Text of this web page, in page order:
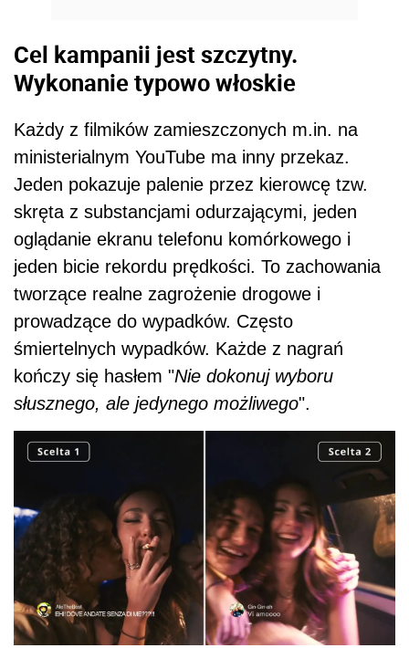
Cel kampanii jest szczytny.
Wykonanie typowo włoskie
Każdy z filmików zamieszczonych m.in. na
ministerialnym YouTube ma inny przekaz.
Jeden pokazuje palenie przez kierowcę tzw.
skręta z substancjami odurzającymi, jeden
oglądanie ekranu telefonu komórkowego i
jeden bicie rekordu prędkości. To zachowania
tworzące realne zagrożenie drogowe i
prowadzące do wypadków. Często
śmiertelnych wypadków. Każde z nagrań
kończy się hasłem "Nie dokonuj wyboru
słusznego, ale jedynego możliwego".